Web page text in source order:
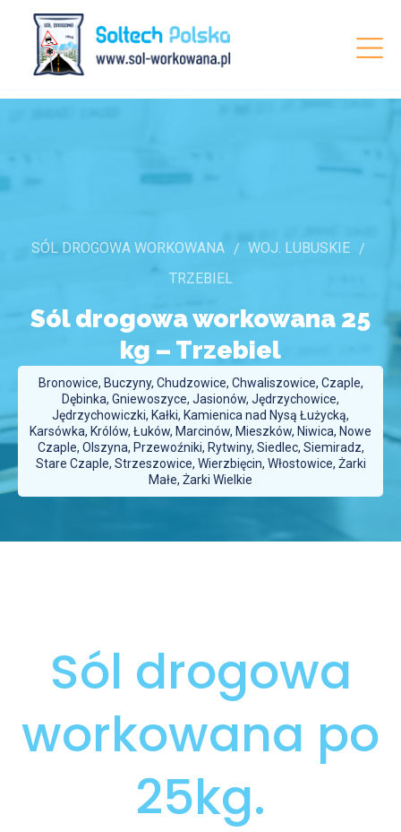
SÓL DROGOWA WORKOWANA
WOJ. LUBUSKIE
TRZEBIEL
Sól drogowa workowana 25
kg – Trzebiel
Bronowice, Buczyny, Chudzowice, Chwaliszowice, Czaple,
Dębinka, Gniewoszyce, Jasionów, Jędrzychowice,
Jędrzychowiczki, Kałki, Kamienica nad Nysą Łużycką,
Karsówka, Królów, Łuków, Marcinów, Mieszków, Niwica, Nowe
Czaple, Olszyna, Przewoźniki, Rytwiny, Siedlec, Siemiradz,
Stare Czaple, Strzeszowice, Wierzbięcin, Włostowice, Żarki
Małe, Żarki Wielkie
Sól drogowa
workowana po
25kg.